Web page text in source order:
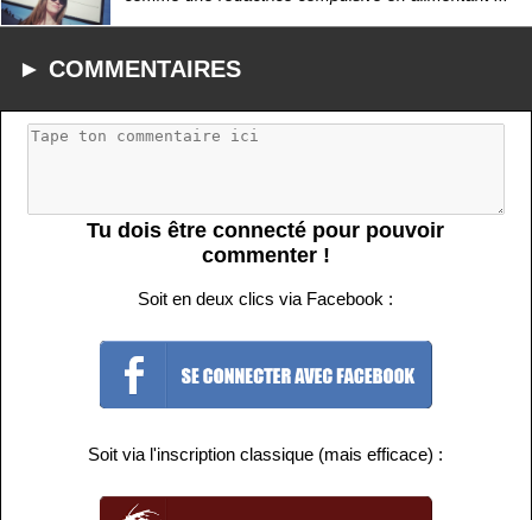
► COMMENTAIRES
Tu dois être connecté pour pouvoir
commenter !
Soit en deux clics via Facebook :
Soit via l'inscription classique (mais efficace) :